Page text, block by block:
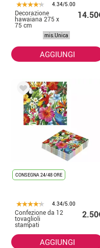
4.34/5.00
Decorazione
hawaiana 275 x
75 cm
mis.Unica
AGGIUNGI
CONSEGNA 24/48 ORE
4.34/5.00
Confezione da 12
tovaglioli
stampati
hawaiani 33X33
cm
AGGIUNGI